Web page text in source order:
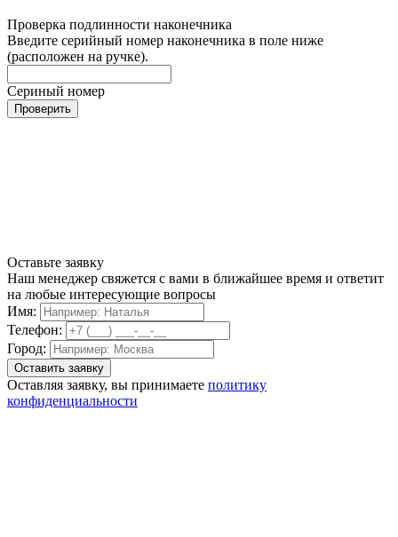
Проверка подлинности наконечника
Введите серийный номер наконечника в поле ниже
(расположен на ручке).
Сериный номер
Проверить
Оставьте заявку
Наш менеджер свяжется с вами в ближайшее время и ответит
на любые интересующие вопросы
Имя:
Телефон:
Город:
Оставляя заявку, вы принимаете политику
конфиденциальности